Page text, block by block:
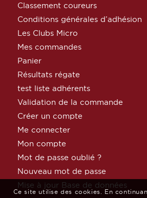
Classement coureurs
Conditions générales d’adhésion
Les Clubs Micro
Mes commandes
Panier
Résultats régate
test liste adhérents
Validation de la commande
Créer un compte
Me connecter
Mon compte
Mot de passe oublié ?
Nouveau mot de passe
Mise à jour Base de données
Ce site utilise des cookies. En